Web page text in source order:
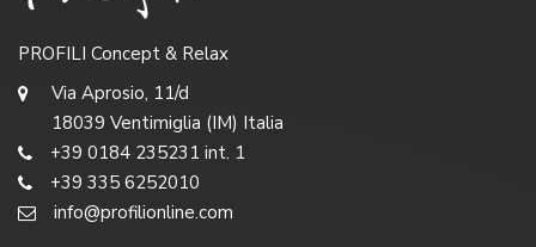
PROFILI Concept & Relax
Via Aprosio, 11/d
18039 Ventimiglia (IM) Italia
+39 0184 235231 int. 1
+39 335 6252010
info@profilionline.com